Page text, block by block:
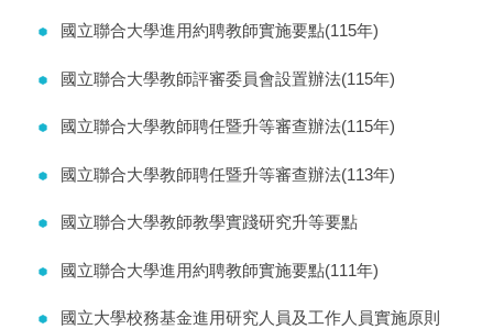
國立聯合大學進用約聘教師實施要點(115年)
國立聯合大學教師評審委員會設置辦法(115年)
國立聯合大學教師聘任暨升等審查辦法(115年)
國立聯合大學教師聘任暨升等審查辦法(113年)
國立聯合大學教師教學實踐研究升等要點
國立聯合大學進用約聘教師實施要點(111年)
國立大學校務基金進用研究人員及工作人員實施原則